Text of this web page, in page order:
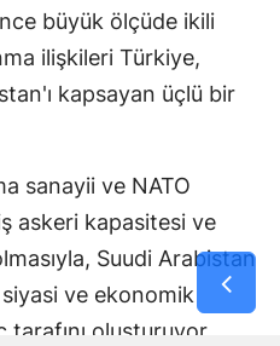
büyük ölçüde ikili
ilişkileri Türkiye,
kapsayan üçlü bir
sanayii ve NATO
askeri kapasitesi ve
Suudi Arabistan
ve ekonomik
tarafını oluşturuyor.